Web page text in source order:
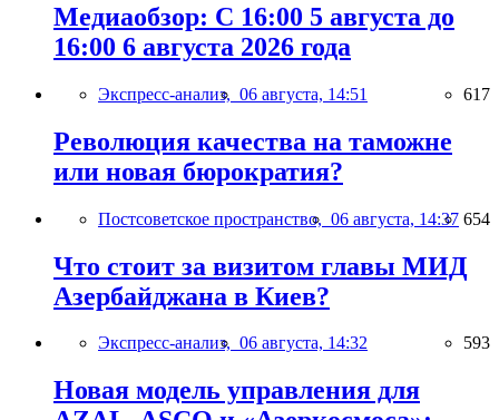
Медиаобзор: С 16:00 5 августа до
16:00 6 августа 2026 года
Экспресс-анализ, 06 августа, 14:51 617
Революция качества на таможне
или новая бюрократия?
Постсоветское пространство, 06 августа, 14:37 654
Что стоит за визитом главы МИД
Азербайджана в Киев?
Экспресс-анализ, 06 августа, 14:32 593
Новая модель управления для